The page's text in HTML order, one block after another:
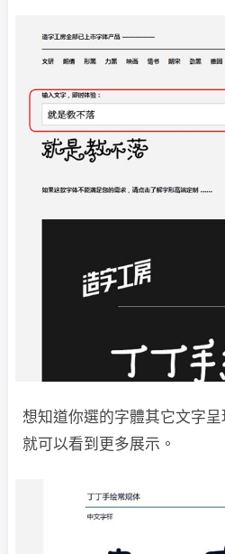
想知道你選的字體其它文字
就可以看到更多展示。